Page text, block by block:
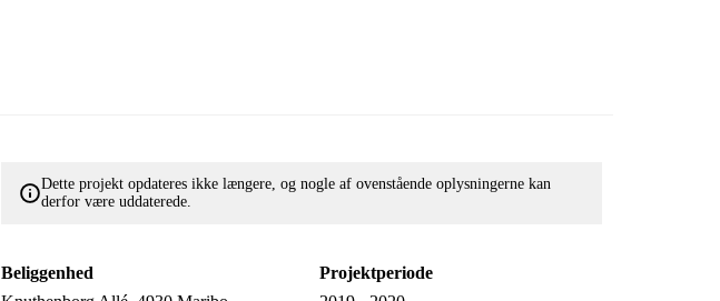
Dette projekt opdateres ikke længere, og nogle af ovenstående oplysningerne kan
derfor være uddaterede.
Beliggenhed
Projektperiode